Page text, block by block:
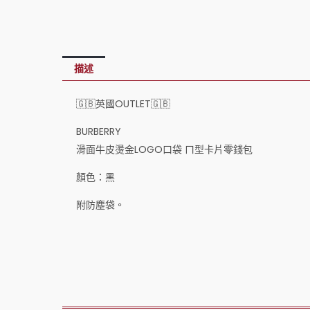
描述
🇬🇧英國OUTLET🇬🇧
BURBERRY
滑面牛皮燙金LOGO口袋 ㄇ型卡片零錢包
顏色：黑
附防塵袋。